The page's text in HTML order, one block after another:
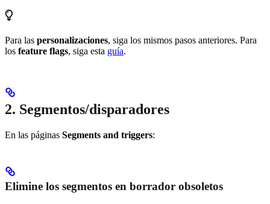
Para las personalizaciones, siga los mismos pasos anteriores. Para
los feature flags, siga esta guía.
2. Segmentos/disparadores
En las páginas Segments and triggers:
Elimine los segmentos en borrador obsoletos